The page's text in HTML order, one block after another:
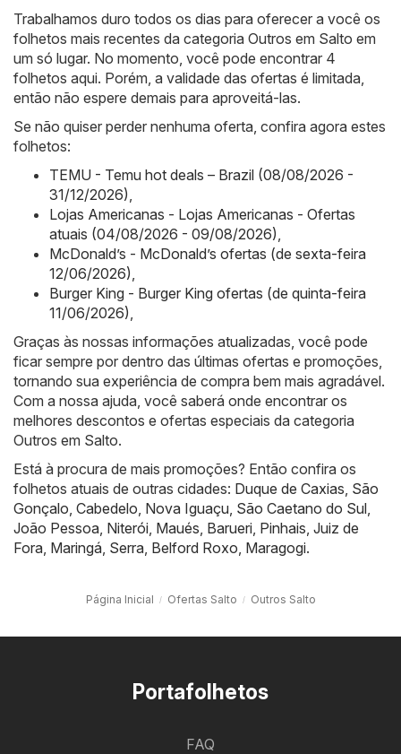
Trabalhamos duro todos os dias para oferecer a você os
folhetos mais recentes da categoria Outros em Salto em
um só lugar. No momento, você pode encontrar 4
folhetos aqui. Porém, a validade das ofertas é limitada,
então não espere demais para aproveitá-las.
Se não quiser perder nenhuma oferta, confira agora estes
folhetos:
TEMU - Temu hot deals – Brazil (08/08/2026 -
31/12/2026)
Lojas Americanas - Lojas Americanas - Ofertas
atuais (04/08/2026 - 09/08/2026)
McDonald’s - McDonald’s ofertas (de sexta-feira
12/06/2026)
Burger King - Burger King ofertas (de quinta-feira
11/06/2026)
Graças às nossas informações atualizadas, você pode
ficar sempre por dentro das últimas ofertas e promoções,
tornando sua experiência de compra bem mais agradável.
Com a nossa ajuda, você saberá onde encontrar os
melhores descontos e ofertas especiais da categoria
Outros em Salto.
Está à procura de mais promoções? Então confira os
folhetos atuais de outras cidades: Duque de Caxias São
Gonçalo Cabedelo Nova Iguaçu São Caetano do Sul
João Pessoa Niterói Maués Barueri Pinhais Juiz de
Fora Maringá Serra Belford Roxo Maragogi.
Página Inicial Ofertas Salto Outros Salto
Portafolhetos
FAQ